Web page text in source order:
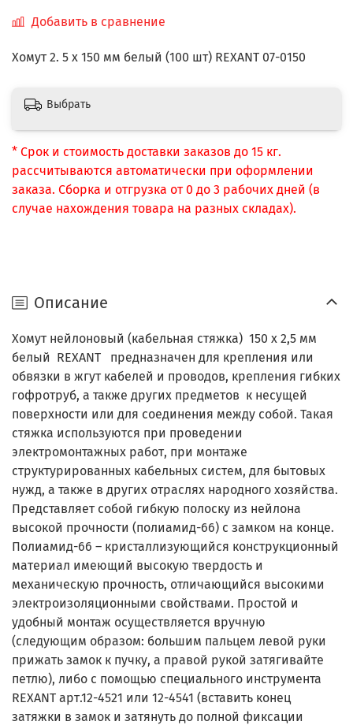
Добавить в сравнение
Хомут 2. 5 х 150 мм белый (100 шт) REXANT 07-0150
Выбрать
* Срок и стоимость доставки заказов до 15 кг.
рассчитываются автоматически при оформлении
заказа. Сборка и отгрузка от 0 до 3 рабочих дней (в
случае нахождения товара на разных складах).
Описание
Хомут нейлоновый (кабельная стяжка) 150 х 2,5 мм
белый REXANT предназначен для крепления или
обвязки в жгут кабелей и проводов, крепления гибких
гофротруб, а также других предметов к несущей
поверхности или для соединения между собой. Такая
стяжка используются при проведении
электромонтажных работ, при монтаже
структурированных кабельных систем, для бытовых
нужд, а также в других отраслях народного хозяйства.
Представляет собой гибкую полоску из нейлона
высокой прочности (полиамид-66) с замком на конце.
Полиамид-66 – кристаллизующийся конструкционный
материал имеющий высокую твердость и
механическую прочность, отличающийся высокими
электроизоляционными свойствами. Простой и
удобный монтаж осуществляется вручную
(следующим образом: большим пальцем левой руки
прижать замок к пучку, а правой рукой затягивайте
петлю), либо с помощью специального инструмента
REXANT арт.12-4521 или 12-4541 (вставить конец
затяжки в замок и затянуть до полной фиксации